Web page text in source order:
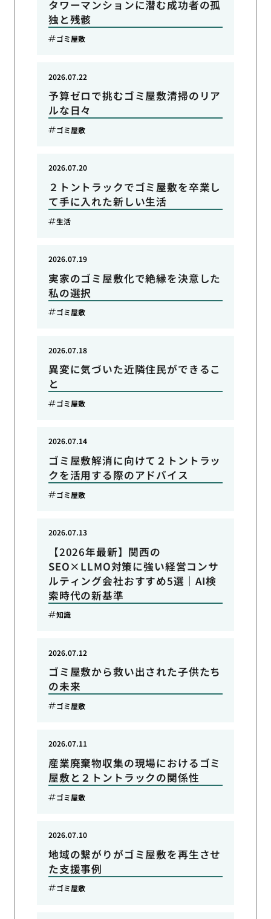
タワーマンションに潜む成功者の孤
独と残骸
ゴミ屋敷
予算ゼロで挑むゴミ屋敷清掃のリア
ルな日々
2026.07.22
ゴミ屋敷
２トントラックでゴミ屋敷を卒業し
て手に入れた新しい生活
2026.07.20
生活
実家のゴミ屋敷化で絶縁を決意した
私の選択
2026.07.19
ゴミ屋敷
異変に気づいた近隣住民ができるこ
と
2026.07.18
ゴミ屋敷
ゴミ屋敷解消に向けて２トントラッ
クを活用する際のアドバイス
2026.07.14
ゴミ屋敷
【2026年最新】関西の
SEO×LLMO対策に強い経営コンサ
ルティング会社おすすめ5選｜AI検
索時代の新基準
2026.07.13
知識
ゴミ屋敷から救い出された子供たち
の未来
2026.07.12
ゴミ屋敷
産業廃棄物収集の現場におけるゴミ
屋敷と２トントラックの関係性
2026.07.11
ゴミ屋敷
地域の繋がりがゴミ屋敷を再生させ
た支援事例
2026.07.10
ゴミ屋敷